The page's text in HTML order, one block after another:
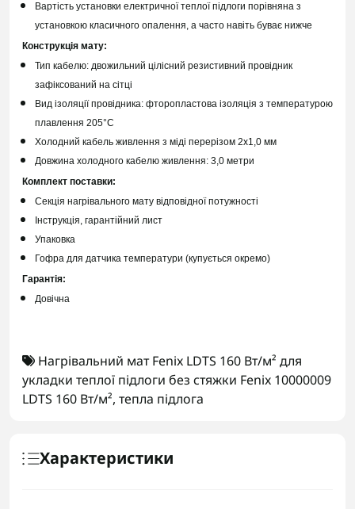
Вартість установки електричної теплої підлоги порівняна з
установкою класичного опалення, а часто навіть буває нижче
Конструкція мату:
Тип кабелю: двожильний цілісний резистивний провідник
зафіксований на сітці
Вид ізоляції провідника: фторопластова ізоляція з температурою
плавлення 205°C
Холодний кабель живлення з міді перерізом 2х1,0 мм
Довжина холодного кабелю живлення: 3,0 метри
Комплект поставки:
Секція нагрівального мату відповідної потужності
Інструкція, гарантійний лист
Упаковка
Гофра для датчика температури (купується окремо)
Гарантія:
Довічна
Нагрівальний мат Fenix LDTS 160 Вт/м² для
укладки теплої підлоги без стяжки Fenix 10000009
LDTS 160 Вт/м², тепла підлога
Характеристики